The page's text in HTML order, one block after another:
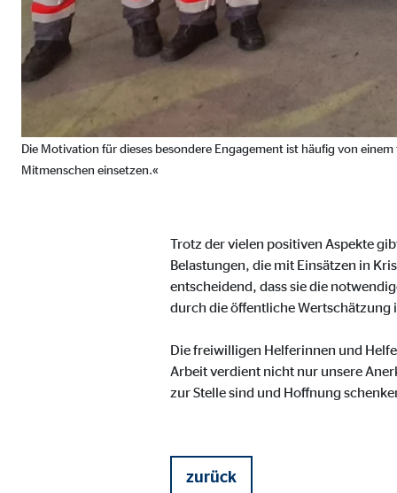
Die Motivation für dieses besondere Engagement ist häufig von
Mitmenschen einsetzen.«
Trotz der vielen positiven Aspekte
Belastungen, die mit Einsätzen in
entscheidend, dass sie die
durch die öffentliche
Die freiwilligen Helferinnen und
Arbeit verdient nicht nur unsere
zur Stelle sind und Hoffnung
zurück
Cookie Laufzeit: 24
JW Player | Empfänger: OVB, Long Tail Ad
Name:
ProvenExpert | Empfänger: OVB, Expert
Zweck:
Cookie Laufzeit: 30